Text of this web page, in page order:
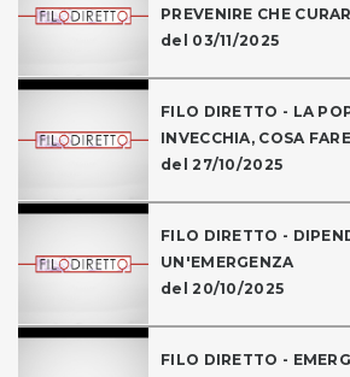
PREVENIRE CHE
del 03/11/2025
FILO DIRETTO - LA
INVECCHIA, COSA
del 27/10/2025
FILO DIRETTO -
UN'EMERGENZA
del 20/10/2025
FILO DIRETTO -